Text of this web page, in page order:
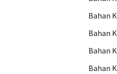
Bahan
Bahan
Bahan
Bahan